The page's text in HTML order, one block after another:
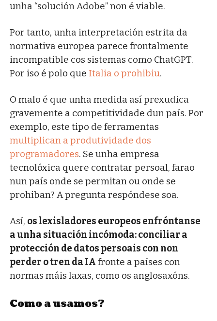
unha “solución Adobe” non é viable.
Por tanto, unha interpretación estrita da
normativa europea parece frontalmente
incompatible cos sistemas como ChatGPT.
Por iso é polo que Italia o prohibiu.
O malo é que unha medida así prexudica
gravemente a competitividade dun país. Por
exemplo, este tipo de ferramentas
multiplican a produtividade dos
programadores. Se unha empresa
tecnolóxica quere contratar persoal, farao
nun país onde se permitan ou onde se
prohiban? A pregunta respóndese soa.
Así, os lexisladores europeos enfróntanse
a unha situación incómoda: conciliar a
protección de datos persoais con non
perder o tren da IA fronte a países con
normas máis laxas, como os anglosaxóns.
Como a usamos?